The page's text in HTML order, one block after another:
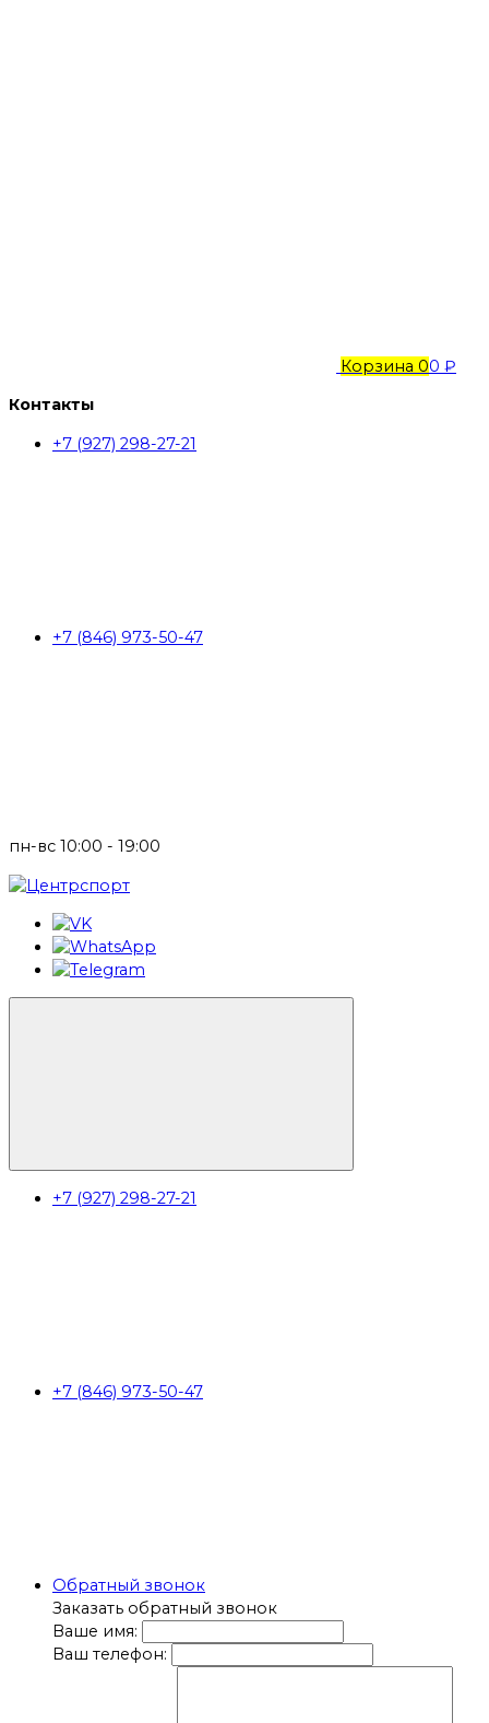
Корзина 00 ₽
Контакты
+7 (927) 298-27-21
+7 (846) 973-50-47
пн-вс 10:00 - 19:00
+7 (927) 298-27-21
+7 (846) 973-50-47
Обратный звонок
Заказать обратный звонок
Ваше имя:
Ваш телефон: